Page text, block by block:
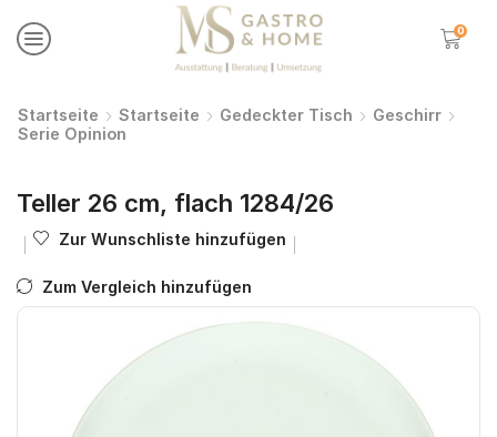
0
Startseite Startseite Gedeckter Tisch
Geschirr
Serie Opinion
Teller 26 cm, flach 1284/26
Zur Wunschliste hinzufügen
Zum Vergleich hinzufügen